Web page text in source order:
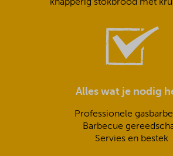
Alles wat je nodig
Professionele
Barbecue
Servies en bestek